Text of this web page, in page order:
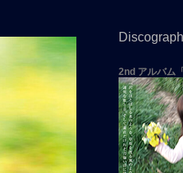
2nd アルバム